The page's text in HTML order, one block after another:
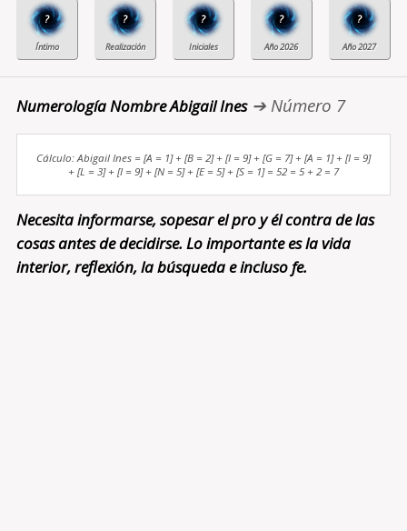
? ? ? ? ?
Numerología Nombre Abigail Ines➔ Número 7
Cálculo: Abigail Ines = [A = 1] + [B = 2] + [I = 9] + [G = 7] + [A = 1] + [I = 9]
+ [L = 3] + [I = 9] + [N = 5] + [E = 5] + [S = 1] = 52 = 5 + 2 = 7
Necesita informarse, sopesar el pro y él contra de las
cosas antes de decidirse. Lo importante es la vida
interior, reflexión, la búsqueda e incluso fe.